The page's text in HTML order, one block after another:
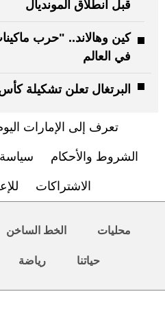
قبل انطلاق المونديال
كين وهالاند.. "حرب
في العالم
البرتغال تعلن تشكيلة كأس
تعرف إلى الإمارات
الشروط والأحكام
الاشتراكات
محليات الخط الساخن
حياتنا رياضة